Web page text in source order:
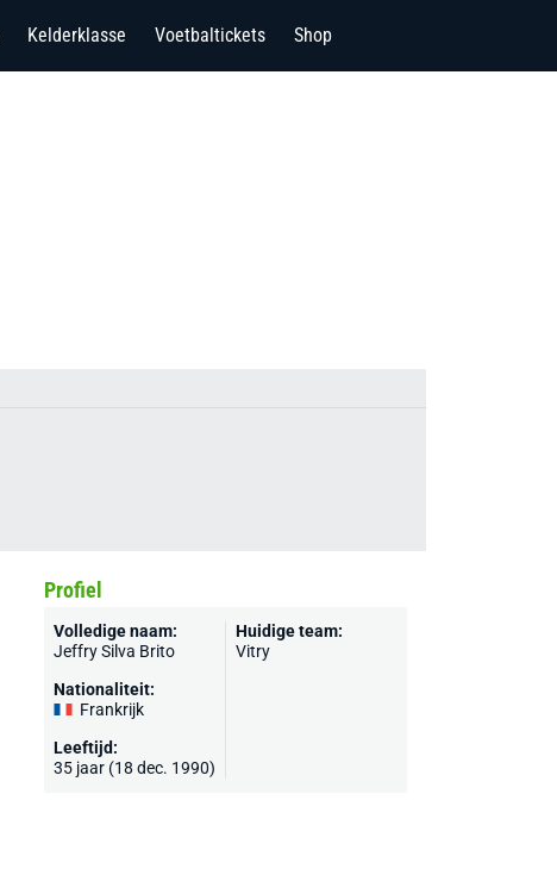
Kelderklasse Voetbaltickets Shop
Profiel
Volledige naam:
Jeffry Silva Brito
Nationaliteit:
Frankrijk
Leeftijd:
35 jaar (18 dec. 1990)
Huidige team:
Vitry